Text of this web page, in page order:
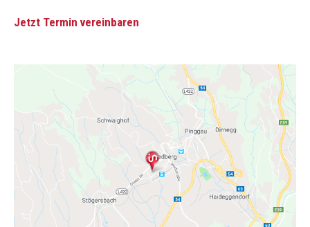
Jetzt Termin vereinbaren